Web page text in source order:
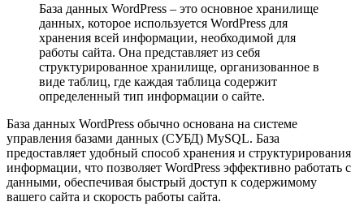
База данных WordPress – это основное хранилище
данных, которое используется WordPress для
хранения всей информации, необходимой для
работы сайта. Она представляет из себя
структурированное хранилище, организованное в
виде таблиц, где каждая таблица содержит
определенный тип информации о сайте.
База данных WordPress обычно основана на системе
управления базами данных (СУБД) MySQL. База
предоставляет удобный способ хранения и структурирования
информации, что позволяет WordPress эффективно работать с
данными, обеспечивая быстрый доступ к содержимому
вашего сайта и скорость работы сайта.